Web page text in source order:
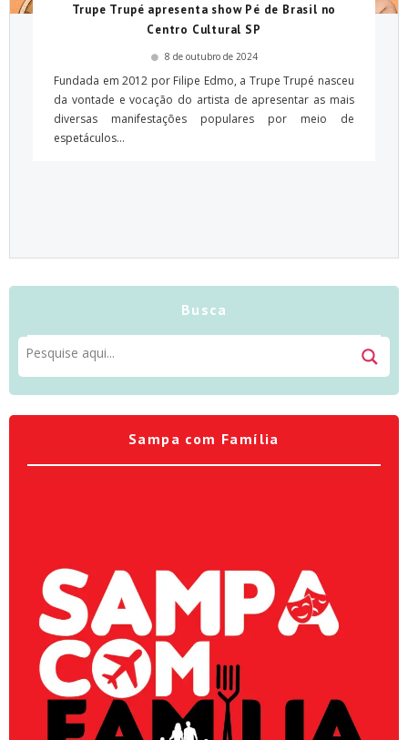
Trupe Trupé apresenta show Pé de Brasil no
Centro Cultural SP
8 de outubro de 2024
Fundada em 2012 por Filipe Edmo, a Trupe Trupé nasceu
da vontade e vocação do artista de apresentar as mais
diversas manifestações populares por meio de
espetáculos...
Busca
Sampa com Família